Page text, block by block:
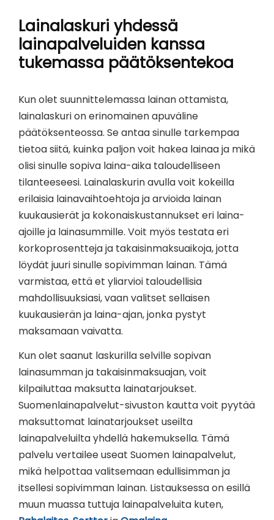
Lainalaskuri yhdessä
lainapalveluiden kanssa
tukemassa päätöksentekoa
Kun olet suunnittelemassa lainan ottamista,
lainalaskuri on erinomainen apuväline
päätöksenteossa. Se antaa sinulle tarkempaa
tietoa siitä, kuinka paljon voit hakea lainaa ja mikä
olisi sinulle sopiva laina-aika taloudelliseen
tilanteeseesi. Lainalaskurin avulla voit kokeilla
erilaisia lainavaihtoehtoja ja arvioida lainan
kuukausierät ja kokonaiskustannukset eri laina-
ajoille ja lainasummille. Voit myös testata eri
korkoprosentteja ja takaisinmaksuaikoja, jotta
löydät juuri sinulle sopivimman lainan. Tämä
varmistaa, että et yliarvioi taloudellisia
mahdollisuuksiasi, vaan valitset sellaisen
kuukausierän ja laina-ajan, jonka pystyt
maksamaan vaivatta.
Kun olet saanut laskurilla selville sopivan
lainasumman ja takaisinmaksuajan, voit
kilpailuttaa maksutta lainatarjoukset.
Suomenlainapalvelut-sivuston kautta voit pyytää
maksuttomat lainatarjoukset useilta
lainapalveluilta yhdellä hakemuksella. Tämä
palvelu vertailee useat Suomen lainapalvelut,
mikä helpottaa valitsemaan edullisimman ja
itsellesi sopivimman lainan. Listauksessa on esillä
muun muassa tuttuja lainapalveluita kuten,